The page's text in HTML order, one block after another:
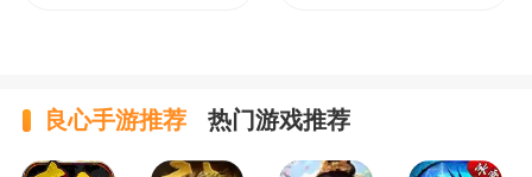
良心手游推荐 热门游戏推荐